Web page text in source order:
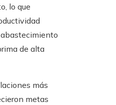
lo que
de alta
más
metas